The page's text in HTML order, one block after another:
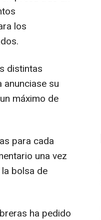
los
distintas
su
máximo de
para cada
una vez
bolsa de
ha pedido